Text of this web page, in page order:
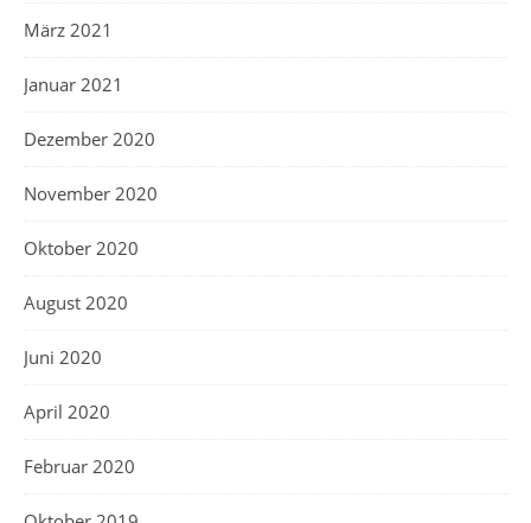
März 2021
Januar 2021
Dezember 2020
November 2020
Oktober 2020
August 2020
Juni 2020
April 2020
Februar 2020